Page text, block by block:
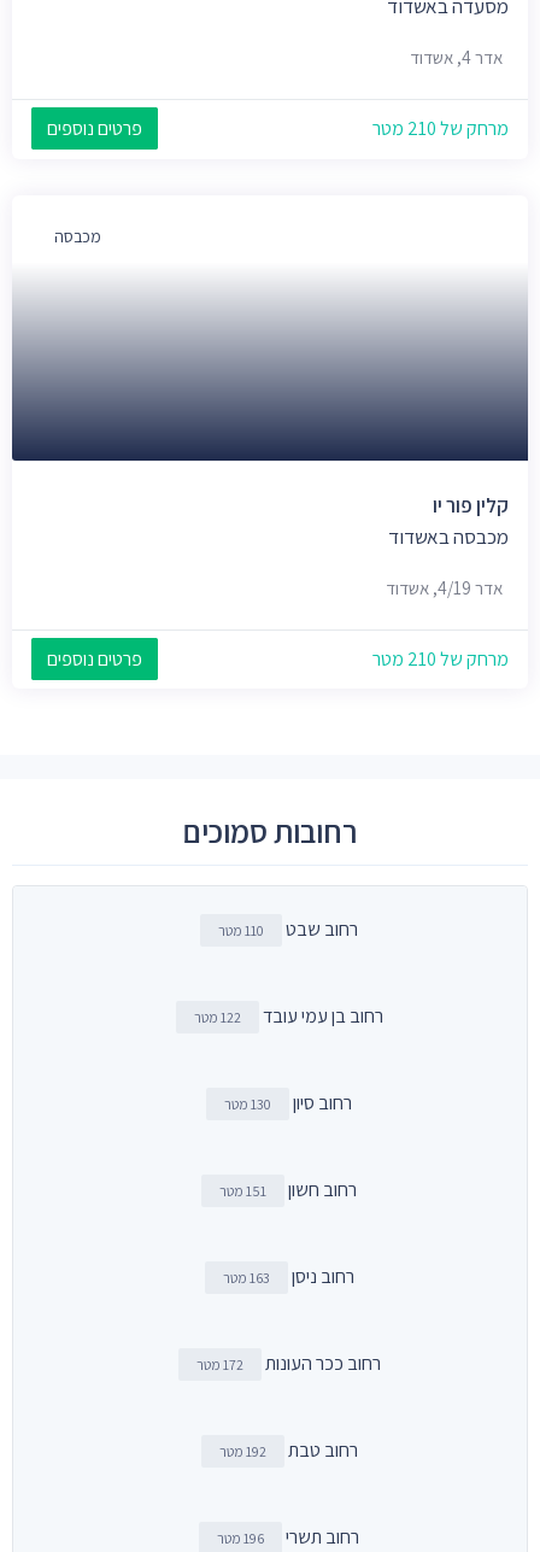
מסעדה באשדוד
אדר 4, אשדוד
מרחק של 210 מטר פרטים נוספים
מכבסה
קלין פור יו
מכבסה באשדוד
אדר 4/19, אשדוד
מרחק של 210 מטר פרטים נוספים
רחובות סמוכים
רחוב שבט 110 מטר
רחוב בן עמי עובד 122 מטר
רחוב סיון 130 מטר
רחוב חשון 151 מטר
רחוב ניסן 163 מטר
רחוב ככר העונות 172 מטר
רחוב טבת 192 מטר
רחוב תשרי 196 מטר